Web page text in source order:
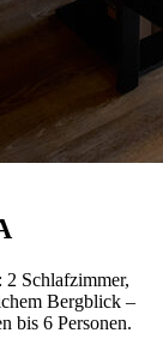
Schlafzimmer,
Bergblick –
bis 6 Personen.